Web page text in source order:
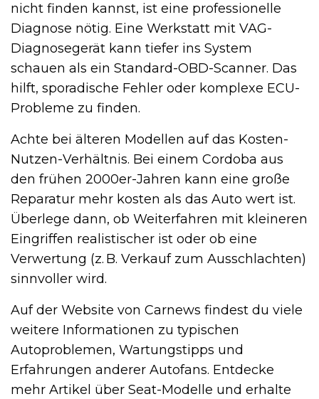
nicht finden kannst, ist eine professionelle
Diagnose nötig. Eine Werkstatt mit VAG-
Diagnosegerät kann tiefer ins System
schauen als ein Standard-OBD-Scanner. Das
hilft, sporadische Fehler oder komplexe ECU-
Probleme zu finden.
Achte bei älteren Modellen auf das Kosten-
Nutzen-Verhältnis. Bei einem Cordoba aus
den frühen 2000er-Jahren kann eine große
Reparatur mehr kosten als das Auto wert ist.
Überlege dann, ob Weiterfahren mit kleineren
Eingriffen realistischer ist oder ob eine
Verwertung (z. B. Verkauf zum Ausschlachten)
sinnvoller wird.
Auf der Website von Carnews findest du viele
weitere Informationen zu typischen
Autoproblemen, Wartungstipps und
Erfahrungen anderer Autofans. Entdecke
mehr Artikel über Seat-Modelle und erhalte